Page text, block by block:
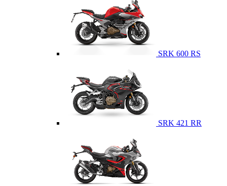
SRK 600 RS
SRK 421 RR